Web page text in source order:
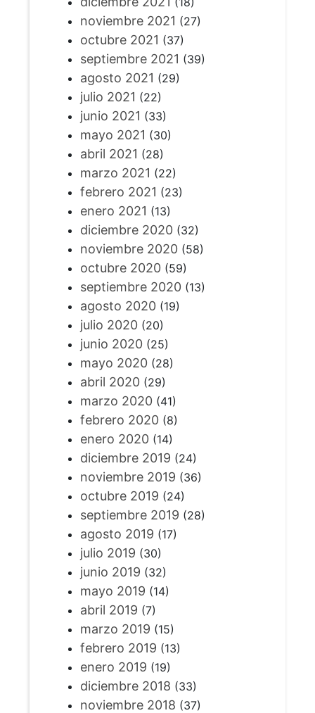
noviembre 2021 (27)
octubre 2021 (37)
septiembre 2021 (39)
agosto 2021 (29)
julio 2021 (22)
junio 2021 (33)
mayo 2021 (30)
abril 2021 (28)
marzo 2021 (22)
febrero 2021 (23)
enero 2021 (13)
diciembre 2020(32)
noviembre 2020(58)
octubre 2020(59)
septiembre 2020(13)
agosto 2020(19)
julio 2020(20)
junio 2020(25)
mayo 2020(28)
abril 2020(29)
marzo 2020(41)
febrero 2020(8)
enero 2020(14)
diciembre 2019 (24)
noviembre 2019 (36)
octubre 2019 (24)
septiembre 2019 (28)
agosto 2019 (17)
julio 2019 (30)
junio 2019 (32)
mayo 2019 (14)
abril 2019 (7)
marzo 2019 (15)
febrero 2019 (13)
enero 2019 (19)
diciembre 2018 (33)
noviembre 2018 (37)